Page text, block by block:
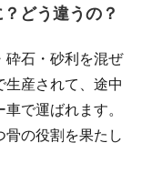
どう違うの？
砕石・砂利を混ぜ
生産されて、途中
で運ばれます。
骨の役割を果たし